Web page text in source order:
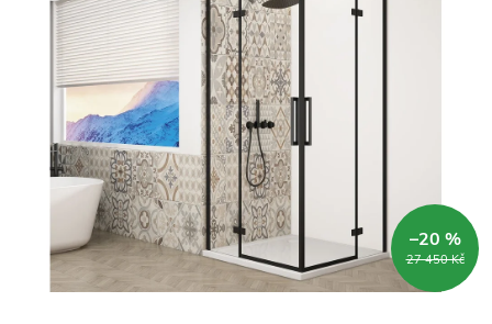
27 450 Kč
–20 %